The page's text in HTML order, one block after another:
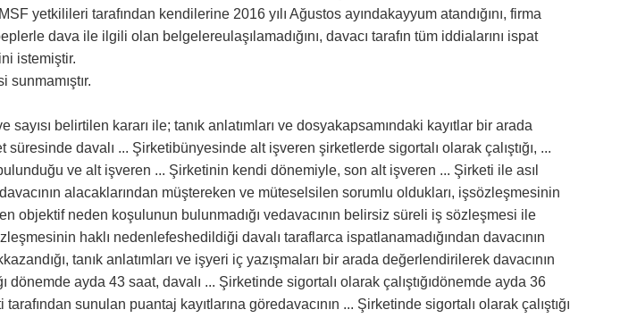
yetkilileri tarafından kendilerine 2016 yılı Ağustos ayındakayyum atandığını, firma
dava ile ilgili olan belgelereulaşılamadığını, davacı tarafın tüm iddialarını ispat
istemiştir.
sayısı belirtilen kararı ile; tanık anlatımları ve dosyakapsamındaki kayıtlar bir arada
davalı ... Şirketibünyesinde alt işveren şirketlerde sigortalı olarak çalıştığı, ...
ve alt işveren ... Şirketinin kendi dönemiyle, son alt işveren ... Şirketi ile asıl
alacaklarından müştereken ve müteselsilen sorumlu oldukları, işsözleşmesinin
objektif neden koşulunun bulunmadığı vedavacının belirsiz süreli iş sözleşmesi ile
haklı nedenlefeshedildiği davalı taraflarca ispatlanamadığından davacının
tanık anlatımları ve işyeri iç yazışmaları bir arada değerlendirilerek davacının
dönemde ayda 43 saat, davalı ... Şirketinde sigortalı olarak çalıştığıdönemde ayda 36
sunulan puantaj kayıtlarına göredavacının ... Şirketinde sigortalı olarak çalıştığı